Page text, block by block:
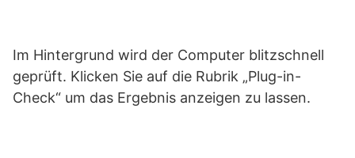
Im Hintergrund wird der Computer blitzschnell
geprüft. Klicken Sie auf die Rubrik „Plug-in-
Check“ um das Ergebnis anzeigen zu lassen.